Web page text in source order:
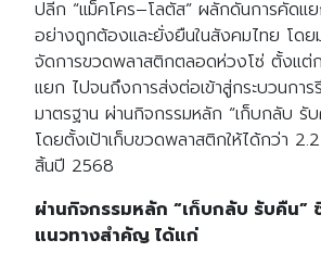
ปลีก “แม็คโคร–โลตัส” ผลักดันการคัดแ
อย่างถูกต้องและยั่งยืนในสังคมไทย โดย
จัดการขวดพลาสติกตลอดห่วงโซ่ ตั้งแต่
แยก ไปจนถึงการส่งต่อเข้าสู่กระบวนการ
มาตรฐาน ผ่านกิจกรรมหลัก “เก็บกลับ รั
โดยตั้งเป้าเก็บขวดพลาสติกให้ได้กว่า
สิ้นปี 2568
ผ่านกิจกรรมหลัก “เก็บกลับ รับคืน”
แนวทางสำคัญ ได้แก่